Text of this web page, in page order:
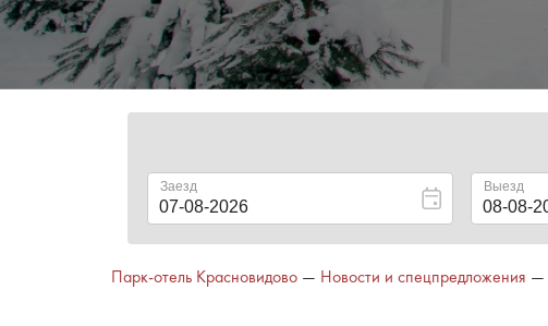
Парк-отель Красновидово — Новости и спецпредложения —